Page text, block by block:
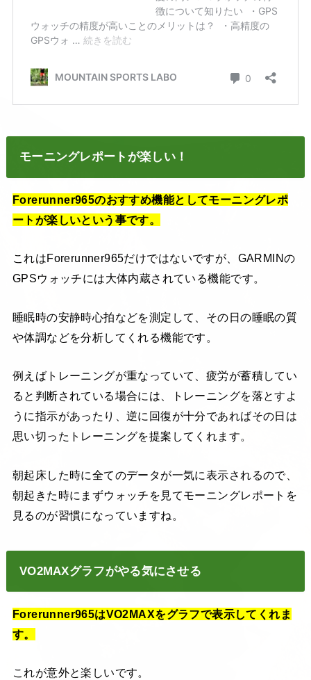
モーニングレポートが楽しい！
Forerunner965のおすすめ機能としてモーニングレポ
ートが楽しいという事です。
これはForerunner965だけではないですが、GARMINの
GPSウォッチには大体内蔵されている機能です。
睡眠時の安静時心拍などを測定して、その日の睡眠の質
や体調などを分析してくれる機能です。
例えばトレーニングが重なっていて、疲労が蓄積してい
ると判断されている場合には、トレーニングを落とすよ
うに指示があったり、逆に回復が十分であればその日は
思い切ったトレーニングを提案してくれます。
朝起床した時に全てのデータが一気に表示されるので、
朝起きた時にまずウォッチを見てモーニングレポートを
見るのが習慣になっていますね。
VO2MAXグラフがやる気にさせる
Forerunner965はVO2MAXをグラフで表示してくれま
す。
これが意外と楽しいです。